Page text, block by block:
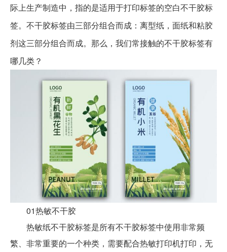
际上生产制造中，指的是适用于打印标签的空白不干胶标
签。不干胶标签由三部分组合而成：离型纸，面纸和粘胶
剂这三部分组合而成。那么，我们常接触的不干胶标签有
哪几类？
01热敏不干胶
热敏纸不干胶标签是所有不干胶标签中使用非常频
繁、非常重要的一个种类，需要配合热敏打印机打印，无